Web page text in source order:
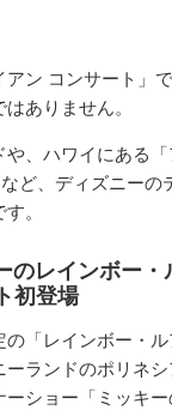
アン コンサート」
ありません。
、ハワイにある
ど、ディズニーの
。
のレインボー・
初登場
の「レインボー・
ランドのポリネ
ショー「ミッキ